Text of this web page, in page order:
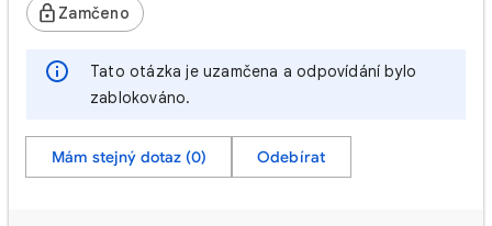
Zamčeno
Tato otázka je uzamčena a odpovídání bylo
zablokováno.
Mám stejný dotaz (0) Odebírat